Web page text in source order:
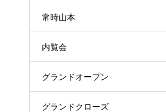
常時山本
内覧会
グランドオープン
グランドクローズ